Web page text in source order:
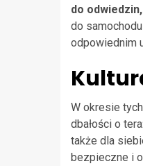
do
do
odpowiednim
W okresie
dbałości o
także dla
bezpieczne i